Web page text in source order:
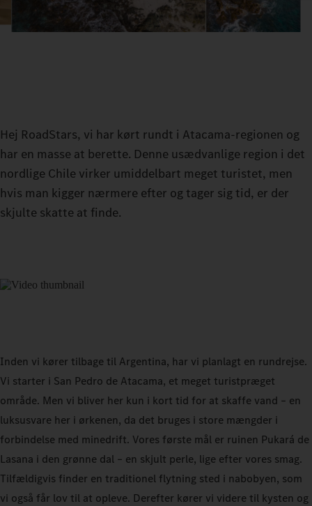
Hej RoadStars, vi har kørt rundt i Atacama-regionen og
har en masse at berette. Denne usædvanlige region i det
nordlige Chile virker umiddelbart meget turistet, men
hvis man kigger nærmere efter og tager sig tid, er der
skjulte skatte at finde.
Inden vi kører tilbage til Argentina, har vi planlagt en rundrejse.
Vi starter i San Pedro de Atacama, et meget turistpræget
område. Men vi bliver her kun i kort tid for at skaffe vand – en
luksusvare her i ørkenen, da det bruges i store mængder i
forbindelse med minedrift. Vores første mål er ruinen Pukará de
Lasana i den grønne dal – en skjult perle, lige efter vores smag.
Tilfældigvis finder en traditionel flytning sted i nabobyen, som
vi også får lov til at opleve. Derefter kører vi videre til kysten og